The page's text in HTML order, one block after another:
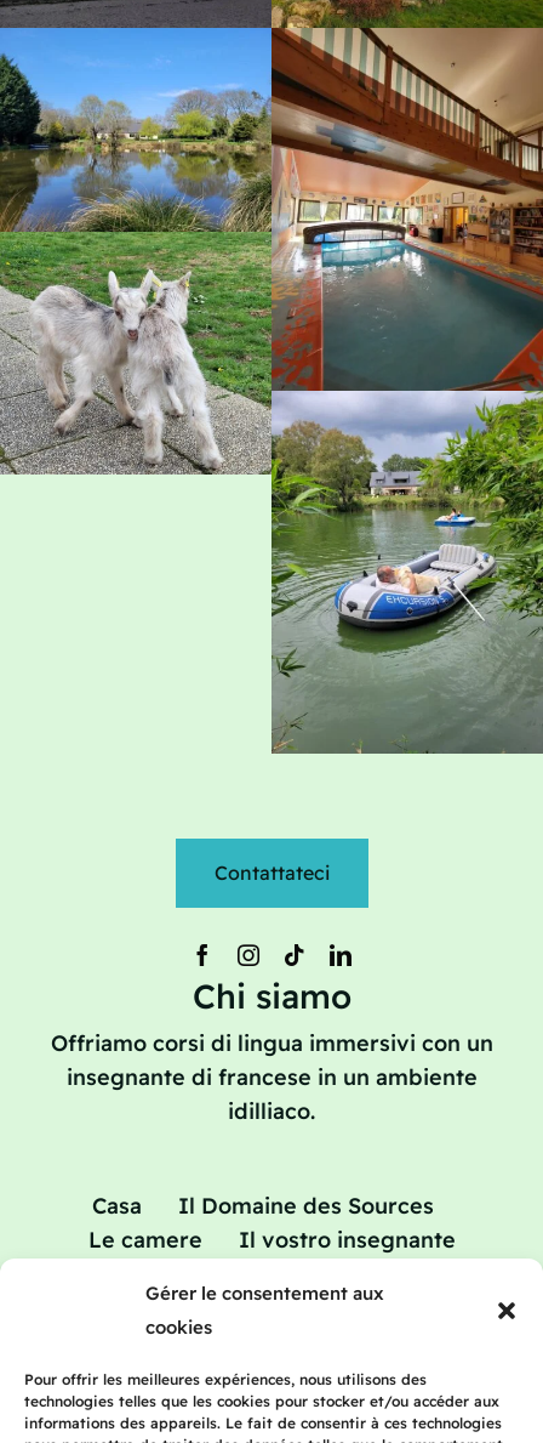
Gérer le consentement aux
cookies
Pour offrir les meilleures expériences, nous utilisons des
technologies telles que les cookies pour stocker et/ou accéder aux
informations des appareils. Le fait de consentir à ces technologies
Contattateci
Chi siamo
Offriamo corsi di lingua immersivi con un
insegnante di francese in un ambiente
idilliaco.
Casa
Il Domaine des Sources
Le camere
Il vostro insegnante
in francese
Tariffe